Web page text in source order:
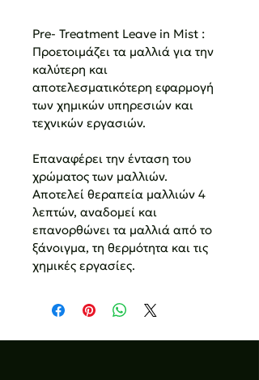
Pre- Treatment Leave in Mist :
Προετοιμάζει τα μαλλιά για την
καλύτερη και
αποτελεσματικότερη εφαρμογή
των χημικών υπηρεσιών και
τεχνικών εργασιών.
Επαναφέρει την ένταση του
χρώματος των μαλλιών.
Αποτελεί θεραπεία μαλλιών 4
λεπτών, αναδομεί και
επανορθώνει τα μαλλιά από το
ξάνοιγμα, τη θερμότητα και τις
χημικές εργασίες.